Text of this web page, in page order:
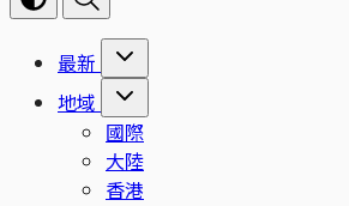
最新
地域
國際
大陸
香港